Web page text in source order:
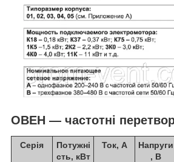
ОВЕН — частотні
Серія
Потужні
сть, кВт
Ток, А
Напруги
, В